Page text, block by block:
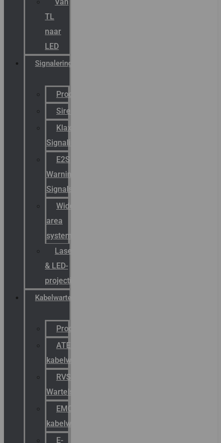
TL
naar
LED
Signalering
Productcatalogus
Sirena
Klaxon
Signaling
E2S
Warning
Signals
Wide
area
systemen
Laserbelijning
& LED-
projectie
Kabelwartels
Productcatalogus
ATEX
kabelwartels
RVS
Wartels
EMC
kabelwartels
E-